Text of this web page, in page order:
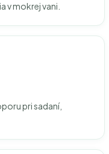
v mokrej vani.
pri sadaní,